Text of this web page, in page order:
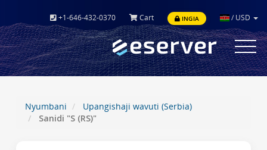
+1-646-432-0370 Cart INGIA / USD
Toggle
Nyumbani
Upangishaji wavuti (Serbia)
Sanidi "S (RS)"